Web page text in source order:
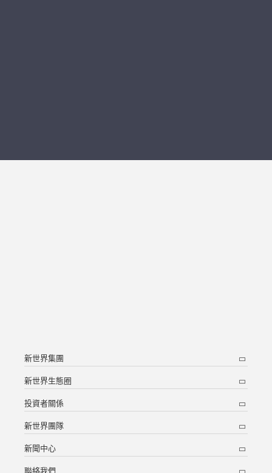
新世界集團
新世界生態圈
投資者關係
新世界團隊
新聞中心
聯絡我們